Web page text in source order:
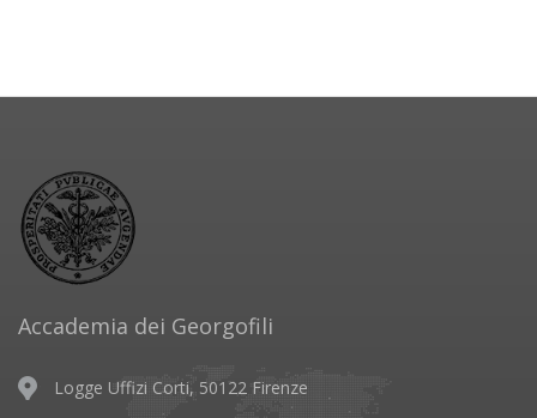
Accademia dei Georgofili
Logge Uffizi Corti, 50122 Firenze